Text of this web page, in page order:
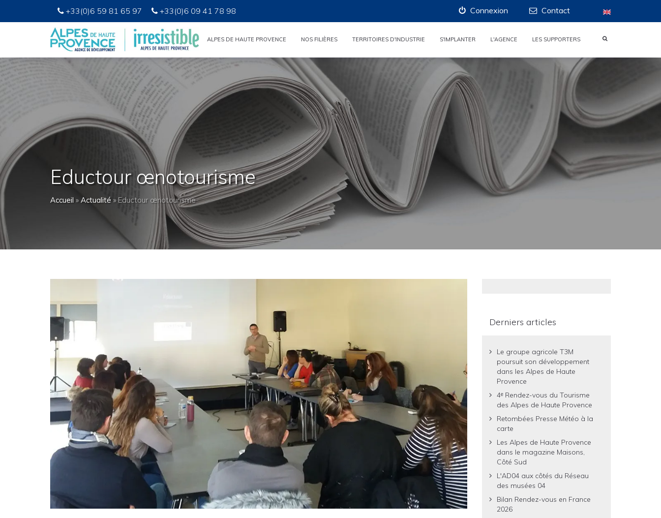
+33(0)6 59 81 65 97 +33(0)6 09 41 78 98 Connexion Contact
ALPES DE HAUTE PROVENCE NOS FILIÈRES TERRITOIRES D'INDUSTRIE S'IMPLANTER L'AGENCE LES SUPPORTERS
Eductour œnotourisme
Accueil » Actualité » Eductour œnotourisme
Derniers articles
Le groupe agricole T3M
poursuit son développement
dans les Alpes de Haute
Provence
4ᵉ Rendez-vous du Tourisme
des Alpes de Haute Provence
Retombées Presse Météo à la
carte
Les Alpes de Haute Provence
dans le magazine Maisons,
Côté Sud
L'AD04 aux côtés du Réseau
des musées 04
Bilan Rendez-vous en France
2026